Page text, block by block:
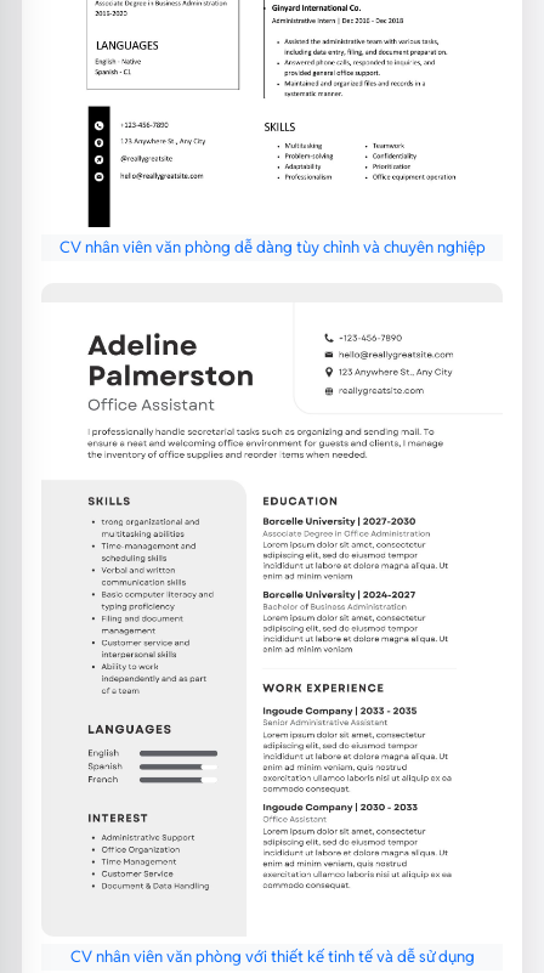
CV nhân viên văn phòng dễ dàng tùy chỉnh và chuyên nghiệp
CV nhân viên văn phòng với thiết kế tinh tế và dễ sử dụng